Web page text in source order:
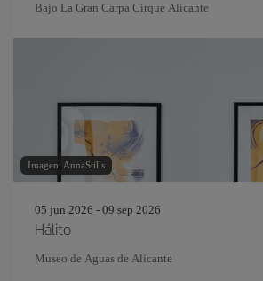
Bajo La Gran Carpa Cirque Alicante
Imagen: AnnaStills
05 jun 2026 - 09 sep 2026
Hálito
Museo de Aguas de Alicante